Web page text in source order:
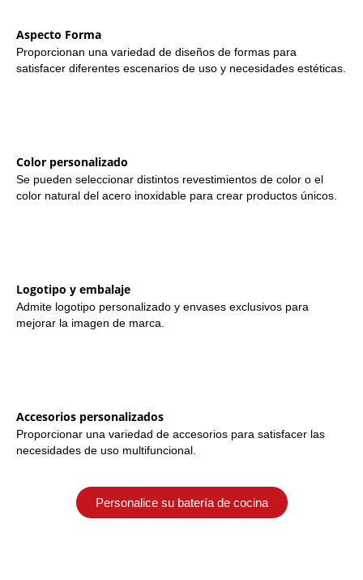
Aspecto Forma
Proporcionan una variedad de diseños de formas para
satisfacer diferentes escenarios de uso y necesidades estéticas.
Color personalizado
Se pueden seleccionar distintos revestimientos de color o el
color natural del acero inoxidable para crear productos únicos.
Logotipo y embalaje
Admite logotipo personalizado y envases exclusivos para
mejorar la imagen de marca.
Accesorios personalizados
Proporcionar una variedad de accesorios para satisfacer las
necesidades de uso multifuncional.
Personalice su batería de cocina